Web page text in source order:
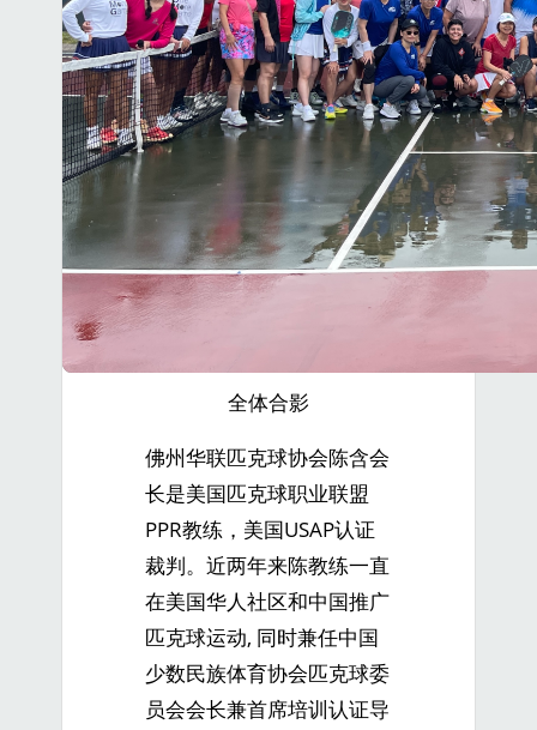
全体合影
佛州华联匹克球协会陈含会
长是美国匹克球职业联盟
PPR教练，美国USAP认证
裁判。近两年来陈教练一直
在美国华人社区和中国推广
匹克球运动, 同时兼任中国
少数民族体育协会匹克球委
员会会长兼首席培训认证导